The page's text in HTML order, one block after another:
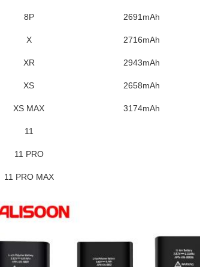
8P 2691mAh
X 2716mAh
XR 2943mAh
XS 2658mAh
XS MAX 3174mAh
11
11 PRO
11 PRO MAX